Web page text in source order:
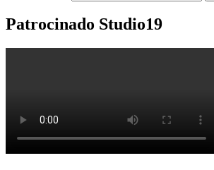
Patrocinado Studio19